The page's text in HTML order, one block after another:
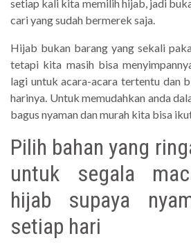
setiap kali kita memilih hijab, jadi
cari yang sudah bermerek saja.
Hijab bukan barang yang sekali
tetapi kita masih bisa
lagi untuk acara-acara tertentu dan
harinya. Untuk memudahkan anda
bagus nyaman dan murah kita bisa
Pilih bahan yang
untuk segala
hijab supaya
setiap hari